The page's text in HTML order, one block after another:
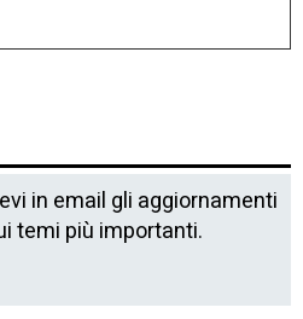
in email gli aggiornamenti
temi più importanti.